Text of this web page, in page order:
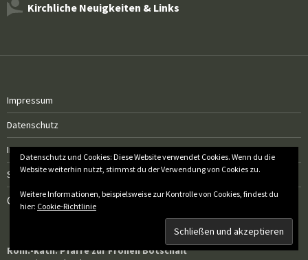
Kirchliche Neuigkeiten & Links
Impressum
Datenschutz
Instagram
SiteMap
@
Röm.-kath. Pfarre zur Frohen Botschaft
Datenschutz und Cookies: Diese Website verwendet Cookies. Wenn du die
Website weiterhin nutzt, stimmst du der Verwendung von Cookies zu.
Weitere Informationen, beispielsweise zur Kontrolle von Cookies, findest du
hier: Cookie-Richtlinie